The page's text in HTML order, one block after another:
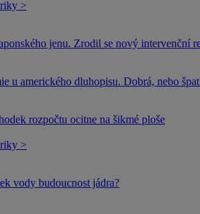
>
jenu. Zrodil se nový intervenční
u amerického dluhopisu. Dobrá, nebo
rozpočtu ocitne na šikmé ploše
>
vody budoucnost jádra?